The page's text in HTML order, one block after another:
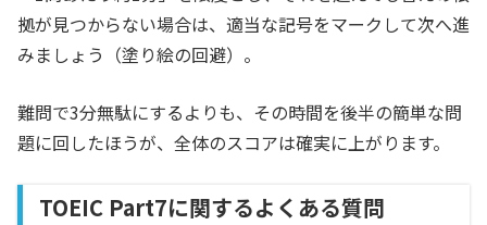
拠が見つからない場合は、適当な記号をマークして次へ進
みましょう（塗り絵の回避）。
難問で3分無駄にするよりも、その時間を後半の簡単な問
題に回したほうが、全体のスコアは確実に上がります。
TOEIC Part7に関するよくある質問